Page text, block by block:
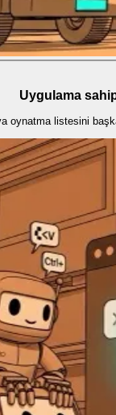
Uygulama
oynatma listesini